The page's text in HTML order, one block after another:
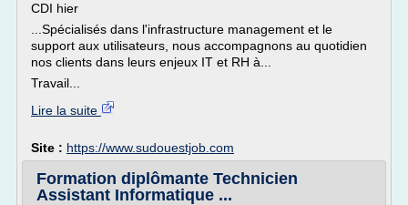
CDI hier
...Spécialisés dans l'infrastructure management et le
support aux utilisateurs, nous accompagnons au quotidien
nos clients dans leurs enjeux IT et RH à...
Travail...
Lire la suite
Site : https://www.sudouestjob.com
Formation diplômante Technicien
Assistant Informatique ...